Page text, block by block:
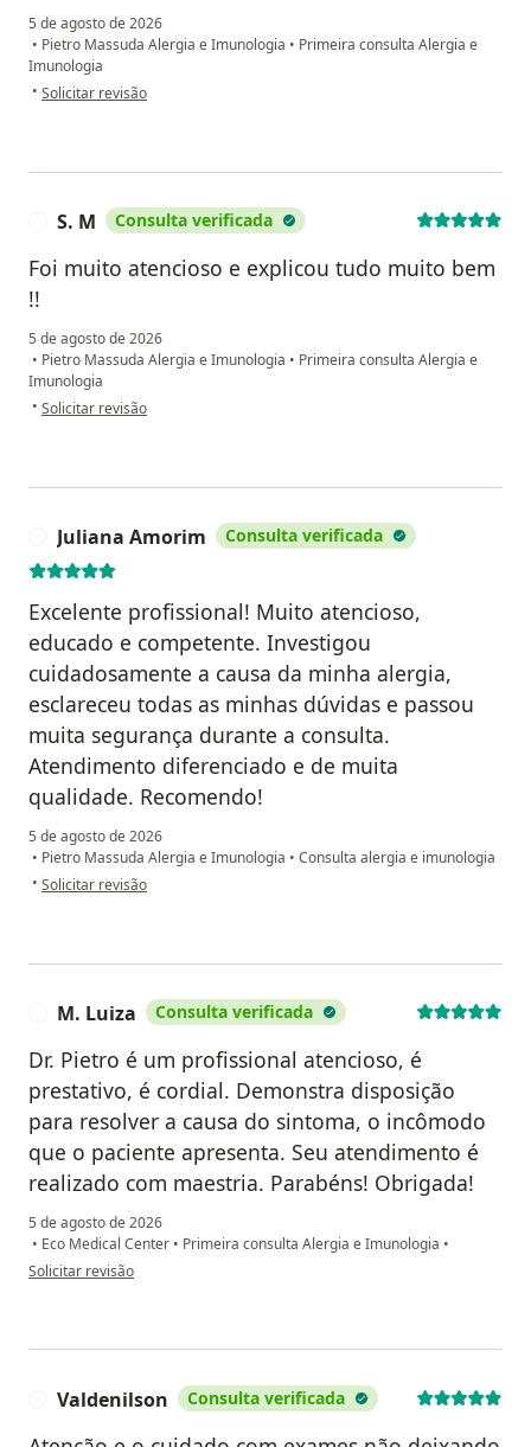
5 de agosto de 2026
• Pietro Massuda Alergia e Imunologia • Primeira consulta Alergia e
Imunologia
• na opinião do utilizador Rafaela
Solicitar revisão
S. M Consulta verificada
Foi muito atencioso e explicou tudo muito bem
!!
5 de agosto de 2026
• Pietro Massuda Alergia e Imunologia • Primeira consulta Alergia e
Imunologia
• na opinião do utilizador S. M
Solicitar revisão
Juliana Amorim Consulta verificada
Excelente profissional! Muito atencioso,
educado e competente. Investigou
cuidadosamente a causa da minha alergia,
esclareceu todas as minhas dúvidas e passou
muita segurança durante a consulta.
Atendimento diferenciado e de muita
qualidade. Recomendo!
5 de agosto de 2026
• Pietro Massuda Alergia e Imunologia • Consulta alergia e imunologia
• na opinião do utilizador Juliana Amorim
Solicitar revisão
M. Luiza Consulta verificada
Dr. Pietro é um profissional atencioso, é
prestativo, é cordial. Demonstra disposição
para resolver a causa do sintoma, o incômodo
que o paciente apresenta. Seu atendimento é
realizado com maestria. Parabéns! Obrigada!
5 de agosto de 2026
• Eco Medical Center • Primeira consulta Alergia e Imunologia •
na opinião do utilizador M. Luiza
Solicitar revisão
Valdenilson Consulta verificada